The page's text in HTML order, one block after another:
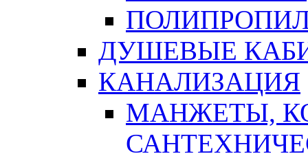
ДУШЕВЫЕ
КАНАЛИЗАЦИЯ
МАНЖЕТЫ,